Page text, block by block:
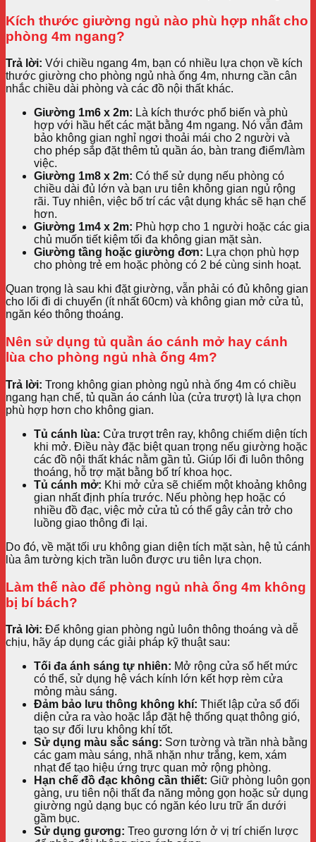
Kích thước giường ngủ nào phù hợp nhất cho
phòng 4m ngang?
Trả lời: Với chiều ngang 4m, bạn có nhiều lựa chọn về kích
thước giường cho phòng ngủ nhà ống 4m, nhưng cần cân
nhắc chiều dài phòng và các đồ nội thất khác.
Giường 1m6 x 2m: Là kích thước phổ biến và phù
hợp với hầu hết các mặt bằng 4m ngang. Nó vẫn đảm
bảo không gian nghỉ ngơi thoải mái cho 2 người và
cho phép sắp đặt thêm tủ quần áo, bàn trang điểm/làm
việc.
Giường 1m8 x 2m: Có thể sử dụng nếu phòng có
chiều dài đủ lớn và bạn ưu tiên không gian ngủ rộng
rãi. Tuy nhiên, việc bố trí các vật dụng khác sẽ hạn chế
hơn.
Giường 1m4 x 2m: Phù hợp cho 1 người hoặc các gia
chủ muốn tiết kiệm tối đa không gian mặt sàn.
Giường tầng hoặc giường đơn: Lựa chọn phù hợp
cho phòng trẻ em hoặc phòng có 2 bé cùng sinh hoạt.
Quan trọng là sau khi đặt giường, vẫn phải có đủ không gian
cho lối đi di chuyển (ít nhất 60cm) và không gian mở cửa tủ,
ngăn kéo thông thoáng.
Nên sử dụng tủ quần áo cánh mở hay cánh
lùa cho phòng ngủ nhà ống 4m?
Trả lời: Trong không gian phòng ngủ nhà ống 4m có chiều
ngang hạn chế, tủ quần áo cánh lùa (cửa trượt) là lựa chọn
phù hợp hơn cho không gian.
Tủ cánh lùa: Cửa trượt trên ray, không chiếm diện tích
khi mở. Điều này đặc biệt quan trọng nếu giường hoặc
các đồ nội thất khác nằm gần tủ. Giúp lối đi luôn thông
thoáng, hỗ trợ mặt bằng bố trí khoa học.
Tủ cánh mở: Khi mở cửa sẽ chiếm một khoảng không
gian nhất định phía trước. Nếu phòng hẹp hoặc có
nhiều đồ đạc, việc mở cửa tủ có thể gây cản trở cho
luồng giao thông đi lại.
Do đó, về mặt tối ưu không gian diện tích mặt sàn, hệ tủ cánh
lùa âm tường kịch trần luôn được ưu tiên lựa chọn.
Làm thế nào để phòng ngủ nhà ống 4m không
bị bí bách?
Trả lời: Để không gian phòng ngủ luôn thông thoáng và dễ
chịu, hãy áp dụng các giải pháp kỹ thuật sau:
Tối đa ánh sáng tự nhiên: Mở rộng cửa sổ hết mức
có thể, sử dụng hệ vách kính lớn kết hợp rèm cửa
mỏng màu sáng.
Đảm bảo lưu thông không khí: Thiết lập cửa sổ đối
diện cửa ra vào hoặc lắp đặt hệ thống quạt thông gió,
tạo sự đối lưu không khí tốt.
Sử dụng màu sắc sáng: Sơn tường và trần nhà bằng
các gam màu sáng, nhã nhặn như trắng, kem, xám
nhạt để tạo hiệu ứng trực quan mở rộng phòng.
Hạn chế đồ đạc không cần thiết: Giữ phòng luôn gọn
gàng, ưu tiên nội thất đa năng mỏng gọn hoặc sử dụng
giường ngủ dạng bục có ngăn kéo lưu trữ ẩn dưới
gầm bục.
Sử dụng gương: Treo gương lớn ở vị trí chiến lược